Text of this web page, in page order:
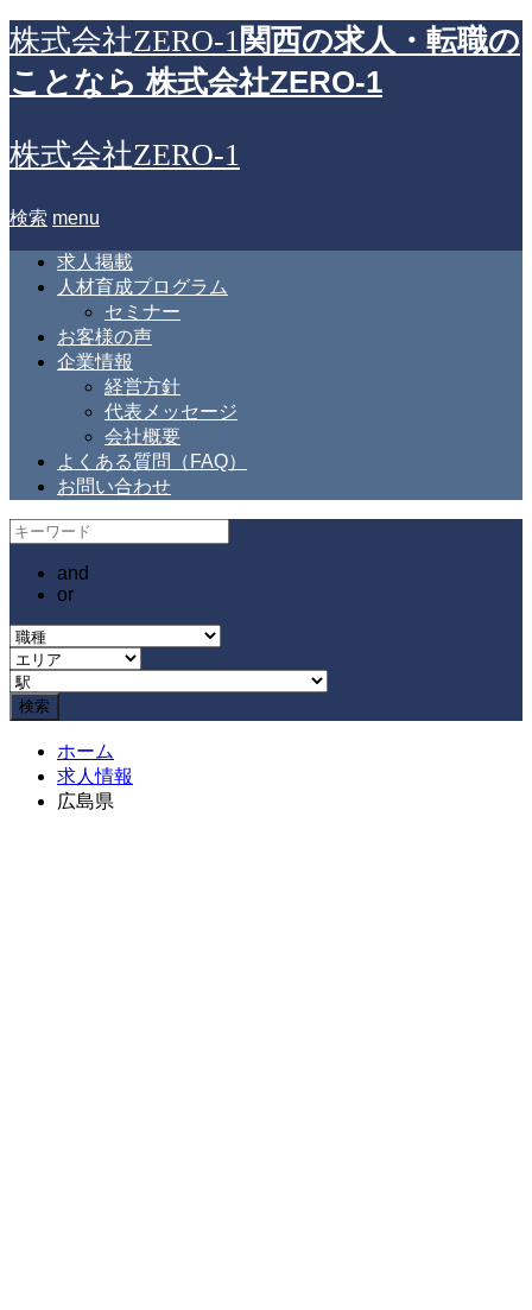
株式会社ZERO-1関西の求人・転職の
ことなら 株式会社ZERO-1
株式会社ZERO-1
検索 menu
求人掲載
人材育成プログラム
セミナー
お客様の声
企業情報
経営方針
代表メッセージ
会社概要
よくある質問（FAQ）
お問い合わせ
and
or
ホーム
求人情報
広島県